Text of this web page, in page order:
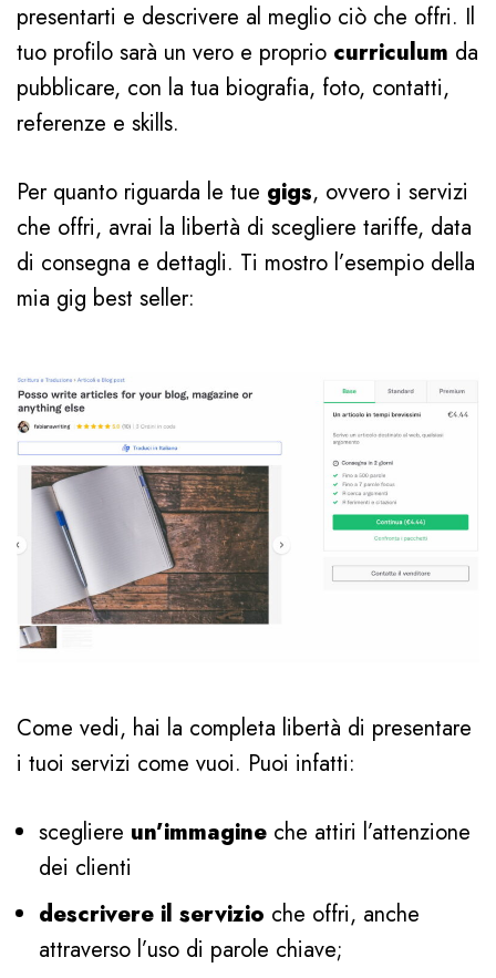
presentarti e descrivere al meglio ciò che offri. Il
tuo profilo sarà un vero e proprio curriculum da
pubblicare, con la tua biografia, foto, contatti,
referenze e skills.
Per quanto riguarda le tue gigs, ovvero i servizi
che offri, avrai la libertà di scegliere tariffe, data
di consegna e dettagli. Ti mostro l’esempio della
mia gig best seller:
Come vedi, hai la completa libertà di presentare
i tuoi servizi come vuoi. Puoi infatti:
scegliere un’immagine che attiri l’attenzione
dei clienti
descrivere il servizio che offri, anche
attraverso l’uso di parole chiave;